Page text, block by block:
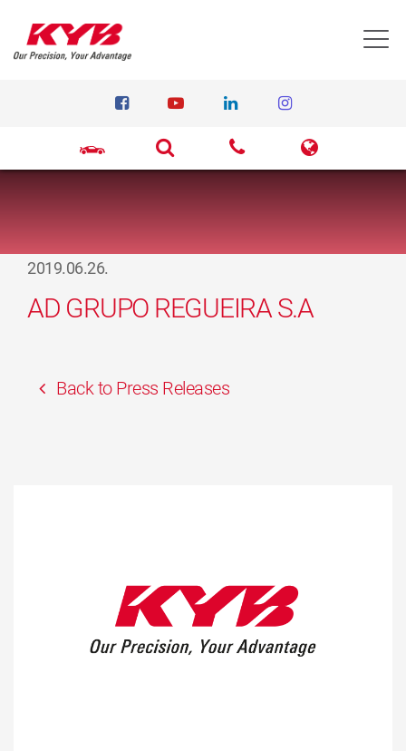
2019.06.26.
AD GRUPO REGUEIRA S.A
Back to Press Releases